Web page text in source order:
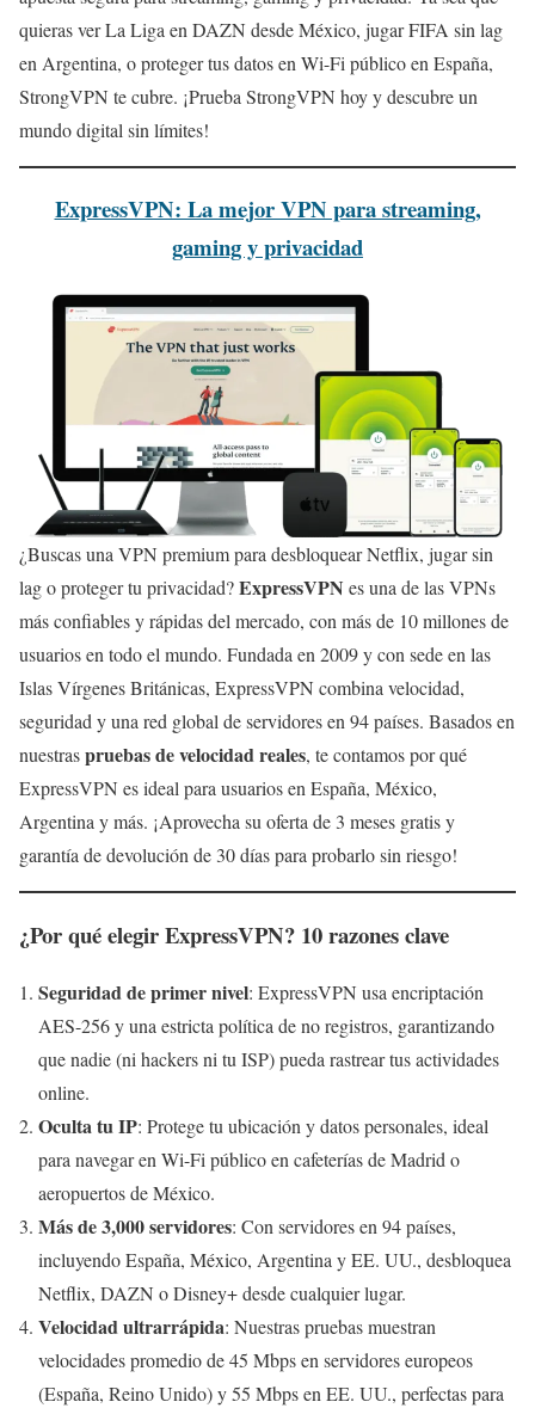
quieras ver La Liga en DAZN desde México, jugar FIFA sin lag
en Argentina, o proteger tus datos en Wi-Fi público en España,
StrongVPN te cubre. ¡Prueba StrongVPN hoy y descubre un
mundo digital sin límites!
ExpressVPN: La mejor VPN para streaming,
gaming y privacidad
¿Buscas una VPN premium para desbloquear Netflix, jugar sin
lag o proteger tu privacidad?ExpressVPN es una de las VPNs
más confiables y rápidas del mercado, con más de 10 millones de
usuarios en todo el mundo. Fundada en 2009 y con sede en las
Islas Vírgenes Británicas, ExpressVPN combina velocidad,
seguridad y una red global de servidores en 94 países. Basados en
nuestraspruebas de velocidad reales, te contamos por qué
ExpressVPN es ideal para usuarios en España, México,
Argentina y más. ¡Aprovecha su oferta de 3 meses gratis y
garantía de devolución de 30 días para probarlo sin riesgo!
¿Por qué elegir ExpressVPN? 10 razones clave
Seguridad de primer nivel: ExpressVPN usa encriptación
AES-256 y una estricta política de no registros, garantizando
que nadie (ni hackers ni tu ISP) pueda rastrear tus actividades
online.
Oculta tu IP: Protege tu ubicación y datos personales, ideal
para navegar en Wi-Fi público en cafeterías de Madrid o
aeropuertos de México.
Más de 3,000 servidores: Con servidores en 94 países,
incluyendo España, México, Argentina y EE. UU., desbloquea
Netflix, DAZN o Disney+ desde cualquier lugar.
Velocidad ultrarrápida: Nuestras pruebas muestran
velocidades promedio de 45 Mbps en servidores europeos
(España, Reino Unido) y 55 Mbps en EE. UU., perfectas para